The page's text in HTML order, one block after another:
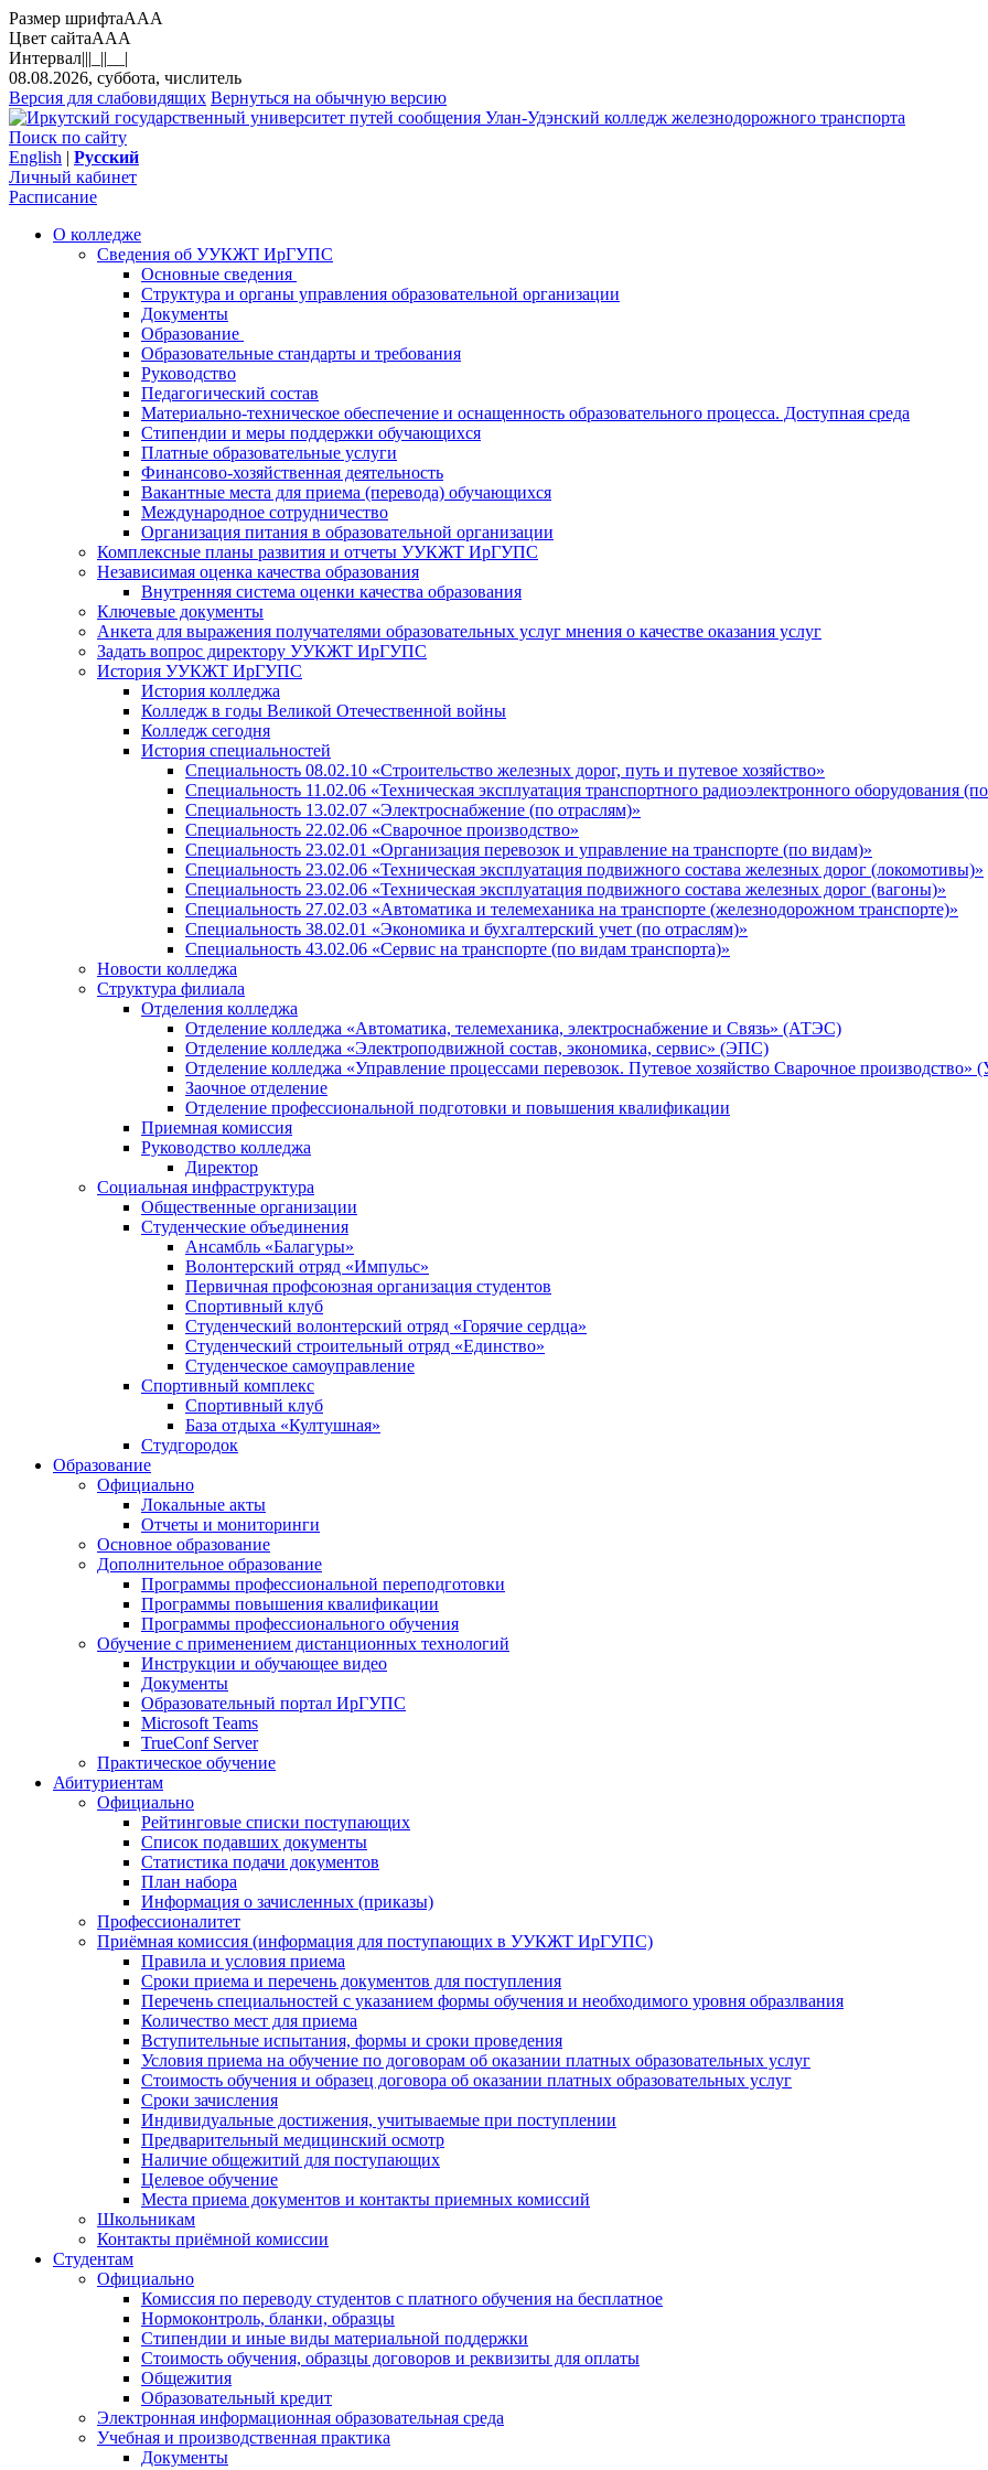
Размер шрифтаAAA
Цвет сайтаAAA
Интервал|||_||__|
08.08.2026, суббота, числитель
Версия для слабовидящих Вернуться на обычную версию
Улан-Удэнский колледж железнодорожного транспорта
Поиск по сайту
English | Русский
Личный кабинет
Расписание
О колледже
Сведения об УУКЖТ ИрГУПС
Основные сведения
Структура и органы управления образовательной организации
Документы
Образование
Образовательные стандарты и требования
Руководство
Педагогический состав
Материально-техническое обеспечение и оснащенность образовательного процесса. Доступная среда
Стипендии и меры поддержки обучающихся
Платные образовательные услуги
Финансово-хозяйственная деятельность
Вакантные места для приема (перевода) обучающихся
Международное сотрудничество
Организация питания в образовательной организации
Комплексные планы развития и отчеты УУКЖТ ИрГУПС
Независимая оценка качества образования
Внутренняя система оценки качества образования
Ключевые документы
Анкета для выражения получателями образовательных услуг мнения о качестве оказания услуг
Задать вопрос директору УУКЖТ ИрГУПС
История УУКЖТ ИрГУПС
История колледжа
Колледж в годы Великой Отечественной войны
Колледж сегодня
История специальностей
Специальность 08.02.10 «Строительство железных дорог, путь и путевое хозяйство»
Специальность 11.02.06 «Техническая эксплуатация транспортного радиоэлектронного оборудования
Специальность 13.02.07 «Электроснабжение (по отраслям)»
Специальность 22.02.06 «Сварочное производство»
Специальность 23.02.01 «Организация перевозок и управление на транспорте (по видам)»
Специальность 23.02.06 «Техническая эксплуатация подвижного состава железных дорог (локомотивы)»
Специальность 23.02.06 «Техническая эксплуатация подвижного состава железных дорог (вагоны)»
Специальность 27.02.03 «Автоматика и телемеханика на транспорте (железнодорожном транспорте)»
Специальность 38.02.01 «Экономика и бухгалтерский учет (по отраслям)»
Специальность 43.02.06 «Сервис на транспорте (по видам транспорта)»
Новости колледжа
Структура филиала
Отделения колледжа
Отделение колледжа «Автоматика, телемеханика, электроснабжение и Связь» (АТЭС)
Отделение колледжа «Электроподвижной состав, экономика, сервис» (ЭПС)
Отделение колледжа «Управление процессами перевозок. Путевое хозяйство Сварочное производство»
Заочное отделение
Отделение профессиональной подготовки и повышения квалификации
Приемная комиссия
Руководство колледжа
Директор
Социальная инфраструктура
Общественные организации
Студенческие объединения
Ансамбль «Балагуры»
Волонтерский отряд «Импульс»
Первичная профсоюзная организация студентов
Спортивный клуб
Студенческий волонтерский отряд «Горячие сердца»
Студенческий строительный отряд «Единство»
Студенческое самоуправление
Спортивный комплекс
Спортивный клуб
База отдыха «Култушная»
Студгородок
Образование
Официально
Локальные акты
Отчеты и мониторинги
Основное образование
Дополнительное образование
Программы профессиональной переподготовки
Программы повышения квалификации
Программы профессионального обучения
Обучение с применением дистанционных технологий
Инструкции и обучающее видео
Документы
Образовательный портал ИрГУПС
Microsoft Teams
TrueConf Server
Практическое обучение
Абитуриентам
Официально
Рейтинговые списки поступающих
Список подавших документы
Статистика подачи документов
План набора
Информация о зачисленных (приказы)
Профессионалитет
Приёмная комиссия (информация для поступающих в УУКЖТ ИрГУПС)
Правила и условия приема
Сроки приема и перечень документов для поступления
Перечень специальностей с указанием формы обучения и необходимого уровня образлвания
Количество мест для приема
Вступительные испытания, формы и сроки проведения
Условия приема на обучение по договорам об оказании платных образовательных услуг
Стоимость обучения и образец договора об оказании платных образовательных услуг
Сроки зачисления
Индивидуальные достижения, учитываемые при поступлении
Предварительный медицинский осмотр
Наличие общежитий для поступающих
Целевое обучение
Места приема документов и контакты приемных комиссий
Школьникам
Контакты приёмной комиссии
Студентам
Официально
Комиссия по переводу студентов с платного обучения на бесплатное
Нормоконтроль, бланки, образцы
Стипендии и иные виды материальной поддержки
Стоимость обучения, образцы договоров и реквизиты для оплаты
Общежития
Образовательный кредит
Электронная информационная образовательная среда
Учебная и производственная практика
Документы